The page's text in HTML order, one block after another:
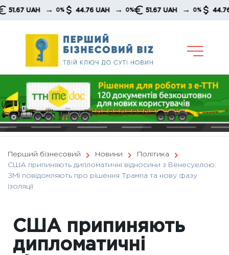
Skip
UAH → 0% 44.76 UAH → 0% 51.67 UAH → 0% 44.76 UAH
Перший бізнесовий Новини
Політика
США припиняють дипломатичні відносини з Венесуелою:
ЗМІ повідомляють про рішення Трампа та нову фазу
ізоляції
США припиняють
дипломатичні